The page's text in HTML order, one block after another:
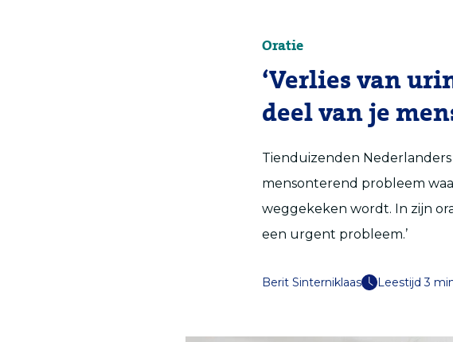
Oratie
‘Verlies van
deel van je
Tienduizenden
mensonterend probleem
weggekeken wordt. In zijn
een urgent probleem.’
Berit Sinterniklaas Leestijd 3